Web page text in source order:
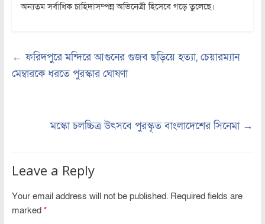
অন্যতম সর্বাধিক চাহিদাসম্পন্ন অভিনেত্রী হিসেবে গড়ে তুলেছে।
← ফরিদপুরে মন্দিরে আগুনের গুজব ছড়িয়ে হত্যা, চেয়ারম্যান
মেম্বারকে ধরতে পুরস্কার ঘোষণা
মস্কো চলচ্চিত্র উৎসবে পুরস্কৃত বাংলাদেশের সিনেমা →
Leave a Reply
Your email address will not be published. Required fields are
marked *